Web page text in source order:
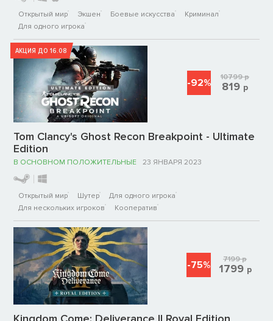
Открытый мир Экшен Боевые искусства
Криминал
Для одного игрока
АКЦИЯ ДО 16.08
Tom Clancy's Ghost Recon Breakpoint - Ultimate
Edition
В ОСНОВНОМ ПОЛОЖИТЕЛЬНЫЕ 23 ЯНВАРЯ 2023
Открытый мир Шутер
Для одного игрока
Для нескольких игроков
Кооператив
-92% 10799р
819 р
-75% 7199р
1799 р